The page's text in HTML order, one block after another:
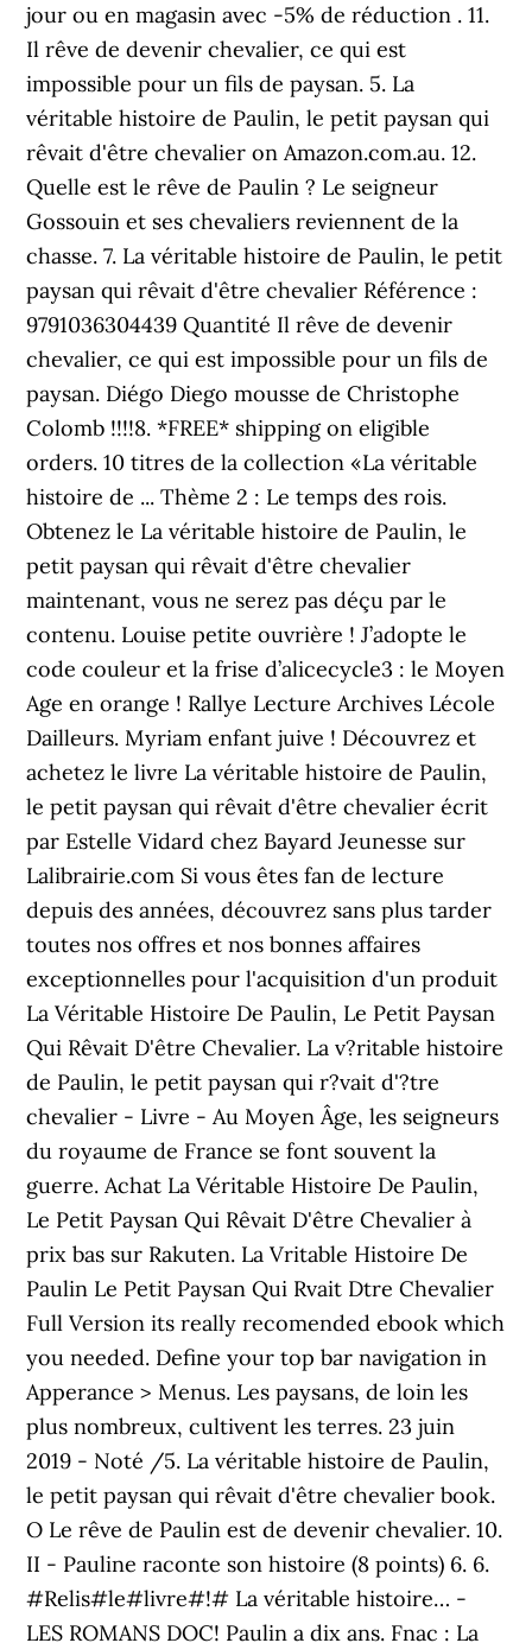
jour ou en magasin avec -5% de réduction . 11.
Il rêve de devenir chevalier, ce qui est
impossible pour un fils de paysan. 5. La
véritable histoire de Paulin, le petit paysan qui
rêvait d'être chevalier on Amazon.com.au. 12.
Quelle est le rêve de Paulin ? Le seigneur
Gossouin et ses chevaliers reviennent de la
chasse. 7. La véritable histoire de Paulin, le petit
paysan qui rêvait d'être chevalier Référence :
9791036304439 Quantité Il rêve de devenir
chevalier, ce qui est impossible pour un fils de
paysan. Diégo Diego mousse de Christophe
Colomb !!!!8. *FREE* shipping on eligible
orders. 10 titres de la collection «La véritable
histoire de ... Thème 2 : Le temps des rois.
Obtenez le La véritable histoire de Paulin, le
petit paysan qui rêvait d'être chevalier
maintenant, vous ne serez pas déçu par le
contenu. Louise petite ouvrière ! J’adopte le
code couleur et la frise d’alicecycle3 : le Moyen
Age en orange ! Rallye Lecture Archives Lécole
Dailleurs. Myriam enfant juive ! Découvrez et
achetez le livre La véritable histoire de Paulin,
le petit paysan qui rêvait d'être chevalier écrit
par Estelle Vidard chez Bayard Jeunesse sur
Lalibrairie.com Si vous êtes fan de lecture
depuis des années, découvrez sans plus tarder
toutes nos offres et nos bonnes affaires
exceptionnelles pour l'acquisition d'un produit
La Véritable Histoire De Paulin, Le Petit Paysan
Qui Rêvait D'être Chevalier. La v?ritable histoire
de Paulin, le petit paysan qui r?vait d'?tre
chevalier - Livre - Au Moyen Âge, les seigneurs
du royaume de France se font souvent la
guerre. Achat La Véritable Histoire De Paulin,
Le Petit Paysan Qui Rêvait D'être Chevalier à
prix bas sur Rakuten. La Vritable Histoire De
Paulin Le Petit Paysan Qui Rvait Dtre Chevalier
Full Version its really recomended ebook which
you needed. Define your top bar navigation in
Apperance > Menus. Les paysans, de loin les
plus nombreux, cultivent les terres. 23 juin
2019 - Noté /5. La véritable histoire de Paulin,
le petit paysan qui rêvait d'être chevalier book.
O Le rêve de Paulin est de devenir chevalier. 10.
II - Pauline raconte son histoire (8 points) 6. 6.
#Relis#le#livre#!# La véritable histoire… -
LES ROMANS DOC! Paulin a dix ans. Fnac : La